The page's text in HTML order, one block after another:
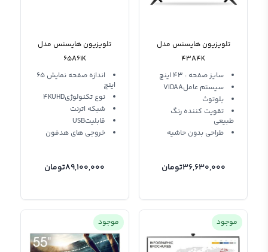
تلویزیون هایسنس مدل
43A4K
سایز صفحه : 43 اینچ
سیستم عاملVIDAA
بلوتوث
تقویت کننده رنگ
طبیعی
طراحی بدون حاشیه
36,630,000تومان
تلویزیون هایسنس مدل
65A61K
اندازه صفحه نمایش 65
اینچ
نوع تکنولوژی4KUHD
شبکه اترنت
قابلیتUSB
خروجی های هدفون
89,100,000تومان
موجود موجود